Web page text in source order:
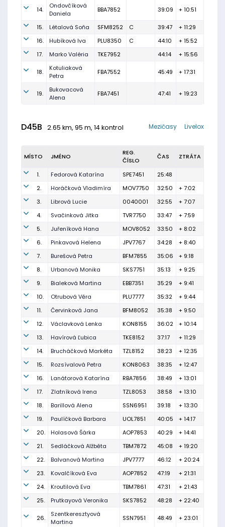
14.
Ondovčíková
Daniela
BBA7852 39:09 + 10:51
15. Létalová Soňa SFM8252 C 39:47
+ 11:29
16.
Hubíková Iva PLU8350 C 44:10
+ 15:52
17.
Marko Valéria TKE7952 44:14 + 15:56
18.
Kotuliaková
Petra
FBA7552 45:49 + 17:31
19.
Bukovacová
Alena
FBA7451 47:41 + 19:23
D45B 2.65 km, 95 m, 14 kontrol Livelox
Mezičasy
MÍSTO JMÉNO
REG.
ČÍSLO
ČAS ZTRÁTA
1. Fedorová Katarína SPE7451
25:48
2.
Horáčková Vladimíra MOV7750 32:50
+ 7:02
3.
Librová Lucie 0040001 32:55
+ 7:07
4.
Svačinková Jitka TVR7750 33:47
+ 7:59
5.
Juřeníková Hana MOV8052 33:50
+ 8:02
6.
Pinkavová Helena JPV7767 34:28
+ 8:40
7.
Burešová Petra BFM7855 35:06
+ 9:18
8.
Urbanová Monika SKS7751 35:13
+ 9:25
9.
Bialeková Martina EBB7351 35:29
+ 9:41
10.
Otrubová Věra PLU7777 35:32
+ 9:44
11.
Červinková Jana BFM8052 35:38
+ 9:50
12.
Václavková Lenka KON8155 36:02
+ 10:14
13.
Havírová Ľubica TKE8152 37:17
+ 11:29
14.
Brucháčková Markéta TZL8152 38:23
+ 12:35
15.
Rozsívalová Petra KON8063 38:35
+ 12:47
16.
Lanátorová Katarína RBA7856 38:49
+ 13:01
17.
Zlatníková Irena TZL8053 38:58
+ 13:10
18.
Barillová Alena SSN6951 39:18
+ 13:30
19.
Paulíčková Barbara UOL7851 40:05
+ 14:17
20.
Holasová Šárka AOP7853 40:29
+ 14:41
21.
Sedláčková Alžběta TBM7872 45:08
+ 19:20
22.
Balvanová Martina JPV7777 46:12
+ 20:24
23.
Kovalčíková Eva AOP7852 47:19
+ 21:31
24.
Kroutilová Eva TBM7861 47:31
+ 21:43
25.
Prutkayová Veronika SKS7852 48:28 + 22:40
26.
Szentkeresztyová
Martina
SSN7951 48:49 + 23:01